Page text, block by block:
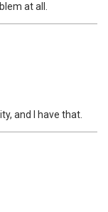
at all.
and I have that.